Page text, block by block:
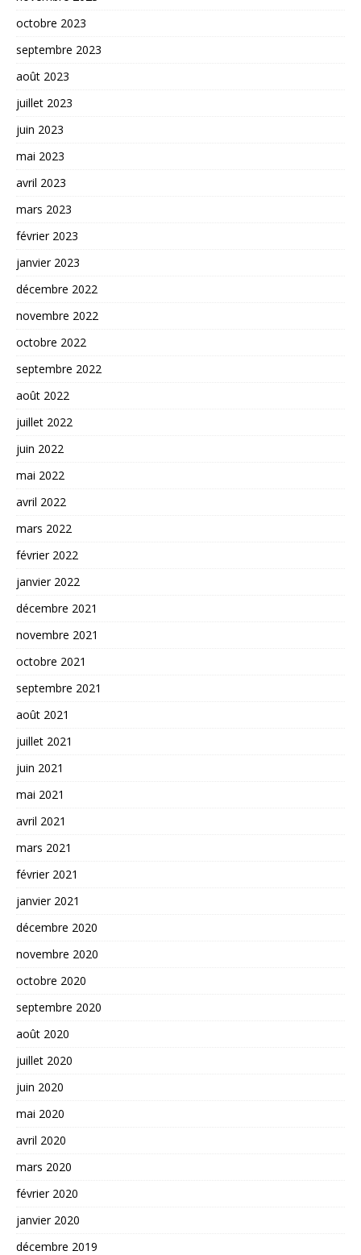
octobre 2023
septembre 2023
août 2023
juillet 2023
juin 2023
mai 2023
avril 2023
mars 2023
février 2023
janvier 2023
décembre 2022
novembre 2022
octobre 2022
septembre 2022
août 2022
juillet 2022
juin 2022
mai 2022
avril 2022
mars 2022
février 2022
janvier 2022
décembre 2021
novembre 2021
octobre 2021
septembre 2021
août 2021
juillet 2021
juin 2021
mai 2021
avril 2021
mars 2021
février 2021
janvier 2021
décembre 2020
novembre 2020
octobre 2020
septembre 2020
août 2020
juillet 2020
juin 2020
mai 2020
avril 2020
mars 2020
février 2020
janvier 2020
décembre 2019